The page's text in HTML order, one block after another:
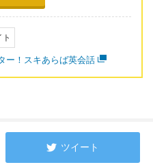
ー！スキあらば英会話
ツイート